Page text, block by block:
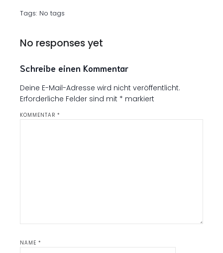
Tags: No tags
No responses yet
Schreibe einen Kommentar
Deine E-Mail-Adresse wird nicht veröffentlicht.
Erforderliche Felder sind mit * markiert
KOMMENTAR *
NAME *